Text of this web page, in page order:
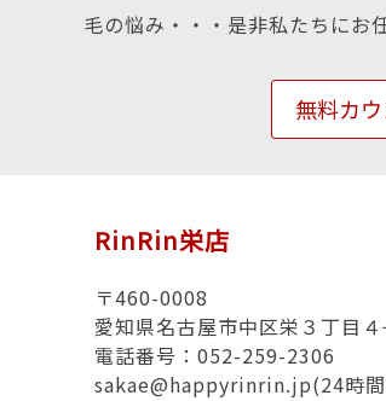
毛の悩み・・・是非私たちにお
無料カ
RinRin栄店
〒460-0008
愛知県名古屋市中区栄３丁目
電話番号：052-259-2306
sakae@happyrinrin.jp(24時